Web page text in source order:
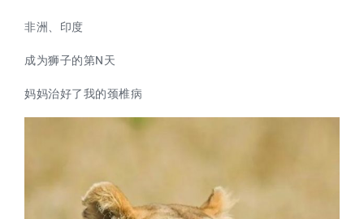
非洲、印度
成为狮子的第N天
妈妈治好了我的颈椎病